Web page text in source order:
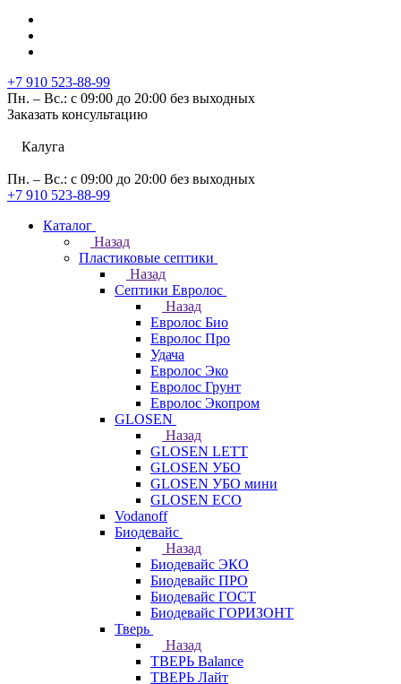
+7 910 523-88-99
Пн. – Вс.: с 09:00 до 20:00 без выходных
Заказать консультацию
Калуга
Пн. – Вс.: с 09:00 до 20:00 без выходных
+7 910 523-88-99
Каталог
Назад
Пластиковые септики
Назад
Септики Евролос
Назад
Евролос Био
Евролос Про
Удача
Евролос Эко
Евролос Грунт
Евролос Экопром
GLOSEN
Назад
GLOSEN LETT
GLOSEN УБО
GLOSEN УБО мини
GLOSEN ECO
Vodanoff
Биодевайс
Назад
Биодевайс ЭКО
Биодевайс ПРО
Биодевайс ГОСТ
Биодевайс ГОРИЗОНТ
Тверь
Назад
ТВЕРЬ Balance
ТВЕРЬ Лайт